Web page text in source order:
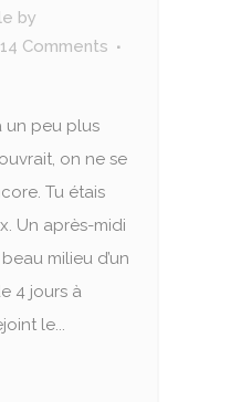
by
14 Comments
un peu plus
on ne se
Tu étais
Un après-midi
milieu d’un
4 jours à
le...